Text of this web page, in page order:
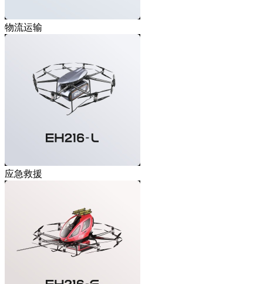
物流运输
应急救援